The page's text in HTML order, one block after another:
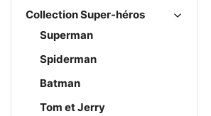
Collection Super-héros
Superman
Spiderman
Batman
Tom et Jerry